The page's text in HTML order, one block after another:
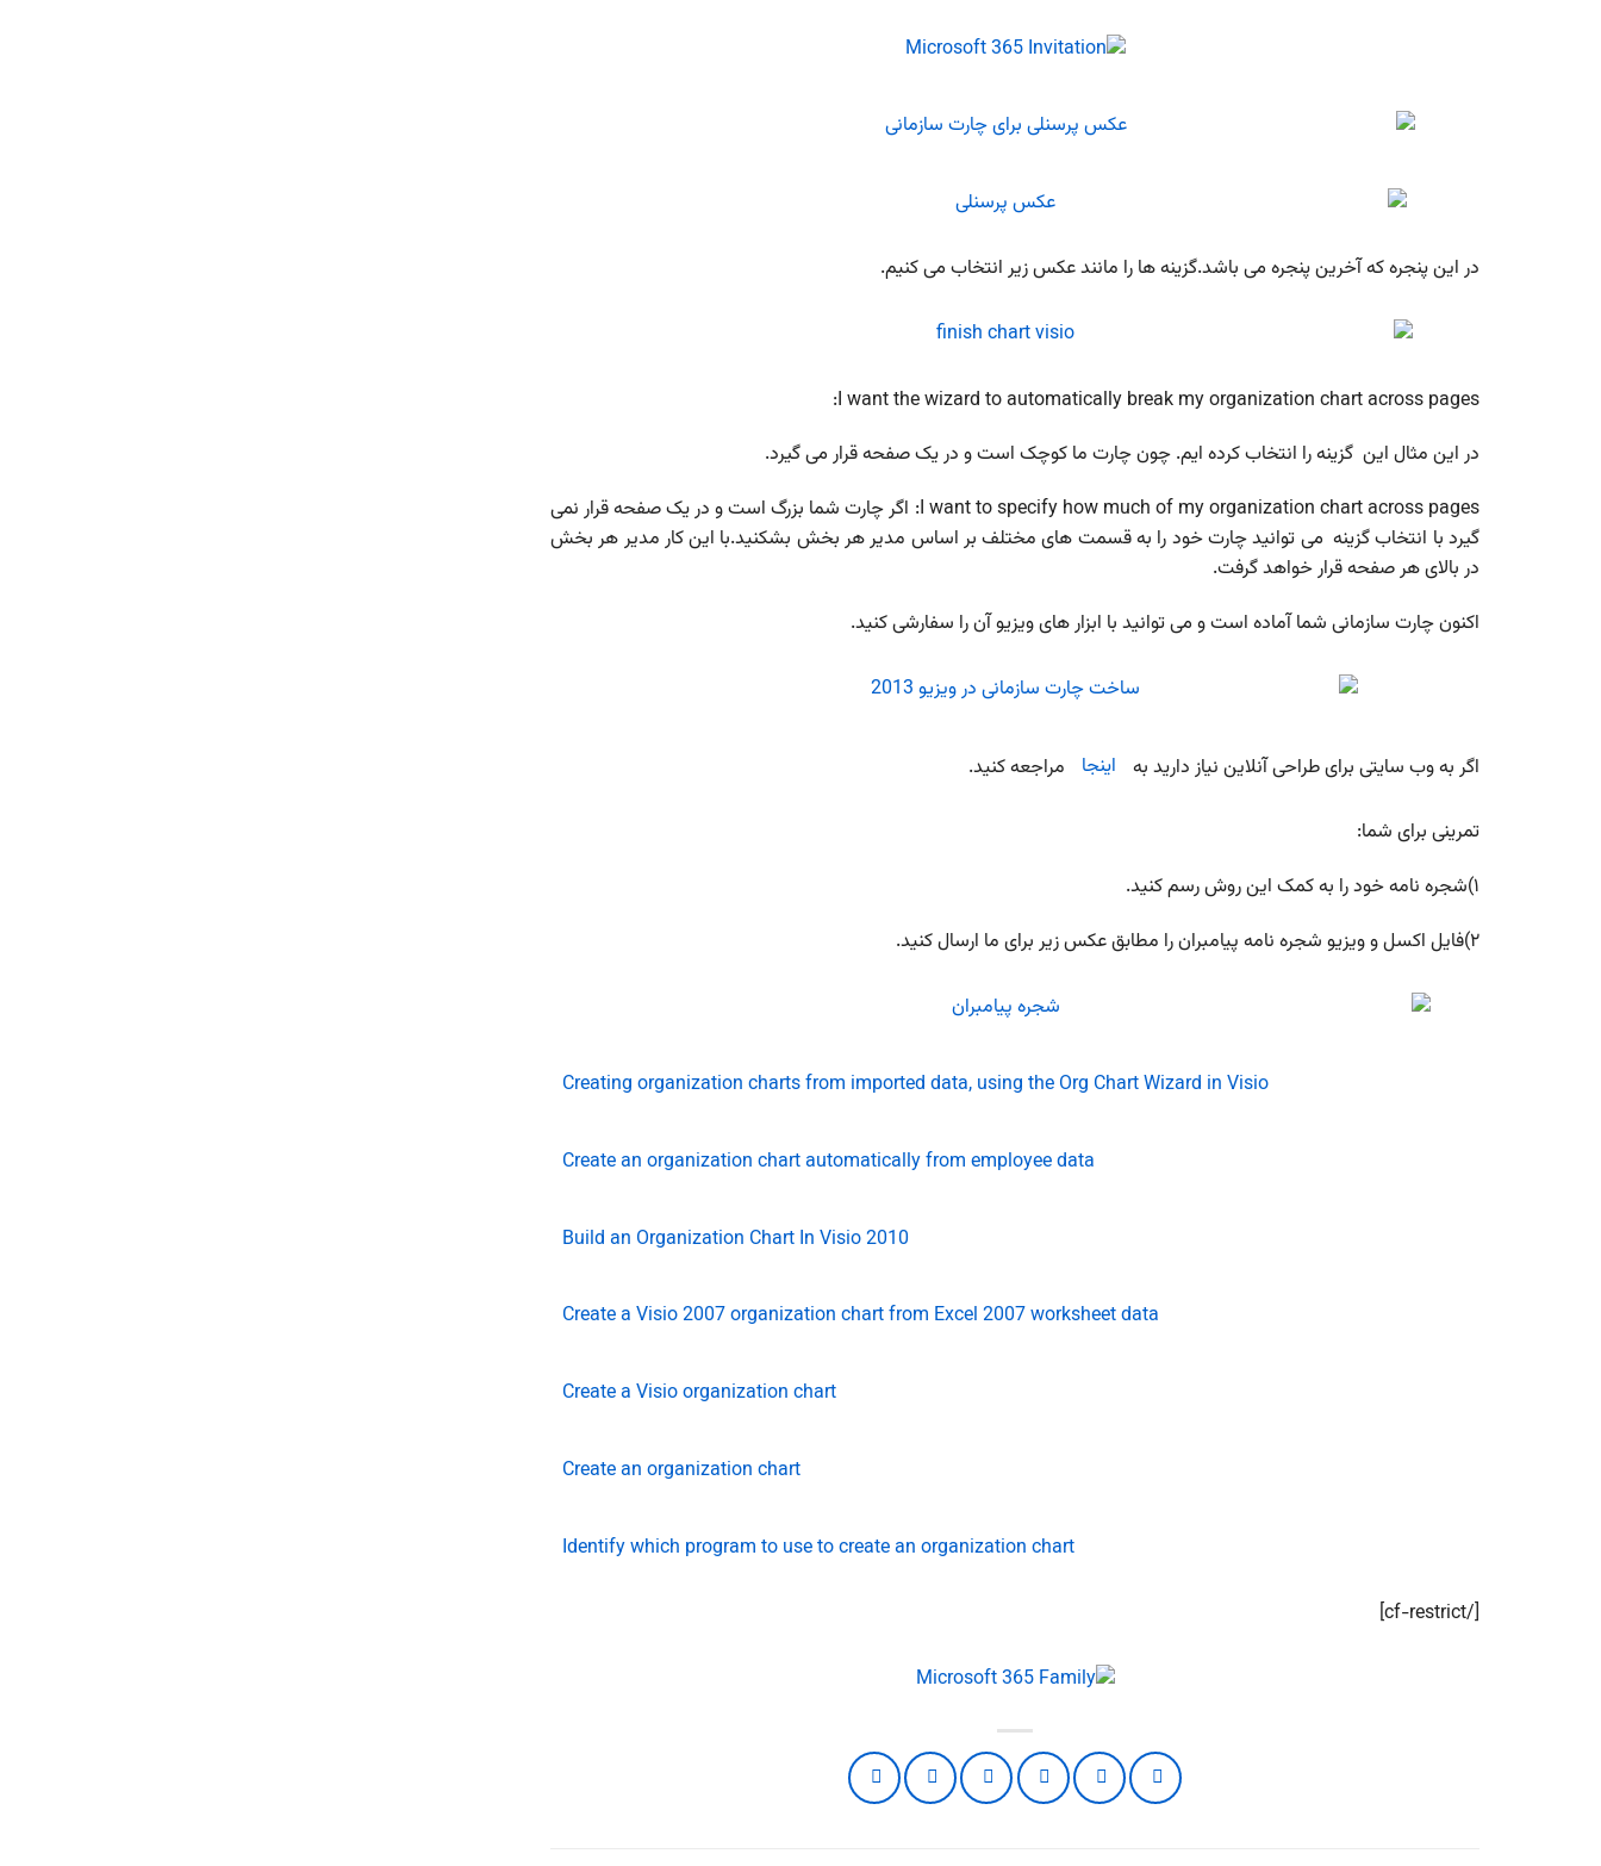
در این پنجره که آخرین پنجره می باشد.گزینه ها را مانند عکس زیر انتخاب می کنیم.
I want the wizard to automatically break my organization chart across pages:
در این مثال این گزینه را انتخاب کرده ایم. چون چارت ما کوچک است و در یک صفحه قرار می گیرد.
I want to specify how much of my organization chart across pages: اگر چارت شما بزرگ است و در یک صفحه قرار نمی
گیرد با انتخاب گزینه می توانید چارت خود را به قسمت های مختلف بر اساس مدیر هر بخش بشکنید.با این کار مدیر هر بخش
در بالای هر صفحه قرار خواهد گرفت.
اکنون چارت سازمانی شما آماده است و می توانید با ابزار های ویزیو آن را سفارشی کنید.
اگر به وب سایتی برای طراحی آنلاین نیاز دارید به اینجا مراجعه کنید.
تمرینی برای شما:
۱)شجره نامه خود را به کمک این روش رسم کنید.
۲)فایل اکسل و ویزیو شجره نامه پیامبران را مطابق عکس زیر برای ما ارسال کنید.
Creating organization charts from imported data, using the Org Chart Wizard in Visio
Create an organization chart automatically from employee data
Build an Organization Chart In Visio 2010
Create a Visio 2007 organization chart from Excel 2007 worksheet data
Create a Visio organization chart
Create an organization chart
Identify which program to use to create an organization chart
[/cf-restrict]